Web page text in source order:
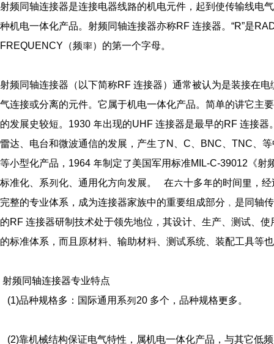
射频同轴连接器是连接电器线路的机电元件，起到使传输线电
种机电一体化产品。射频同轴连接器亦称RF 连接器。“R”是
FREQUENCY（频率）的第一个字母。
射频同轴连接器（以下简称RF 连接器）通常被认为是装接在
气连接或分离的元件。它属于机电一体化产品。简单的讲它主
的发展史较短。1930 年出现的UHF 连接器是最早的RF 连接
雷达、电台和微波通信的发展，产生了N、C、BNC、TNC、
等小型化产品，1964 年制定了美国军用标准MIL-C-39012《
标准化、系列化、通用化方向发展。 在六十多年的时间里，
完整的专业体系，成为连接器家族中的重要组成部分﹐是同轴
的RF 连接器研制技术处于领先地位，其设计、生产、测试、
的标准体系，而且原材料、输助材料、测试系统、装配工具
射频同轴连接器专业特点
(1)品种规格多：国际通用系列20 多个，品种规格更多。
(2)靠机械结构保证电气特性，属机电一体化产品，与其它低